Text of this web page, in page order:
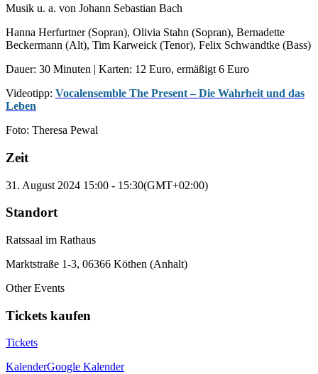
Musik u. a. von Johann Sebastian Bach
Hanna Herfurtner (Sopran), Olivia Stahn (Sopran), Bernadette
Beckermann (Alt), Tim Karweick (Tenor), Felix Schwandtke (Bass)
Dauer: 30 Minuten | Karten: 12 Euro, ermäßigt 6 Euro
Videotipp: Vocalensemble The Present – Die Wahrheit und das
Leben
Foto: Theresa Pewal
Zeit
31. August 2024 15:00 - 15:30(GMT+02:00)
Standort
Ratssaal im Rathaus
Marktstraße 1-3, 06366 Köthen (Anhalt)
Other Events
Tickets kaufen
Tickets
KalenderGoogle Kalender